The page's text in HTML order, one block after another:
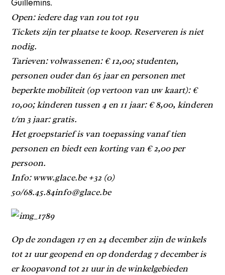
Guillemins.
Open: iedere dag van 10u tot 19u
Tickets zijn ter plaatse te koop. Reserveren is niet
nodig.
Tarieven: volwassenen: € 12,00; studenten,
personen ouder dan 65 jaar en personen met
beperkte mobiliteit (op vertoon van uw kaart): €
10,00; kinderen tussen 4 en 11 jaar: € 8,00, kinderen
t/m 3 jaar: gratis.
Het groepstarief is van toepassing vanaf tien
personen en biedt een korting van € 2,00 per
persoon.
Info: www.glace.be +32 (0)
50/68.45.84info@glace.be
Op de zondagen 17 en 24 december zijn de winkels
tot 21 uur geopend en op donderdag 7 december is
er koopavond tot 21 uur in de winkelgebieden